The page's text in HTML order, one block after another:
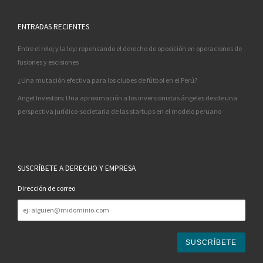
ENTRADAS RECIENTES
Entre el reloj y la ley: repensando el derecho de oposición en operaciones de
fusiones y escisiones
¿Una mutación efectiva para los clubes de fútbol en el Perú?
Angel Investors: Una aproximación a los inversionistas ángeles desde una
perspectiva jurídico-societaria de las startups en el modelo peruano
SUSCRÍBETE A DERECHO Y EMPRESA
Dirección de correo
de
correo